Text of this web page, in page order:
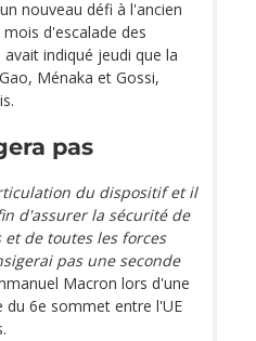
nouveau défi à l'ancien
d'escalade des
indiqué jeudi que la
Ménaka et Gossi,
pas
du dispositif et il
d'assurer la sécurité de
de toutes les forces
pas une seconde
Macron lors d'une
du 6e sommet entre l'UE